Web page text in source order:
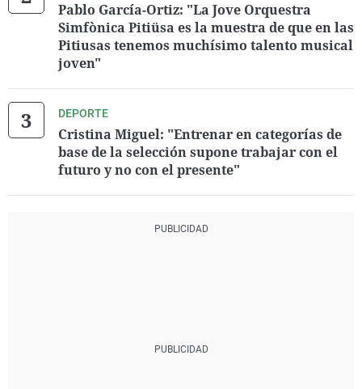
Pablo García-Ortiz: "La Jove Orquestra
Simfònica Pitiüsa es la muestra de que en las
Pitiusas tenemos muchísimo talento musical
joven"
DEPORTE
Cristina Miguel: "Entrenar en categorías de
base de la selección supone trabajar con el
futuro y no con el presente"